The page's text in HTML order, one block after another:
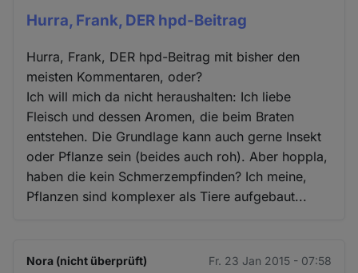
Hurra, Frank, DER hpd-Beitrag
Hurra, Frank, DER hpd-Beitrag mit bisher den
meisten Kommentaren, oder?
Ich will mich da nicht heraushalten: Ich liebe
Fleisch und dessen Aromen, die beim Braten
entstehen. Die Grundlage kann auch gerne Insekt
oder Pflanze sein (beides auch roh). Aber hoppla,
haben die kein Schmerzempfinden? Ich meine,
Pflanzen sind komplexer als Tiere aufgebaut...
Nora (nicht überprüft) Fr. 23 Jan 2015 - 07:58